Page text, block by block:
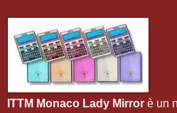
ITTM Monaco Lady Mirror è un